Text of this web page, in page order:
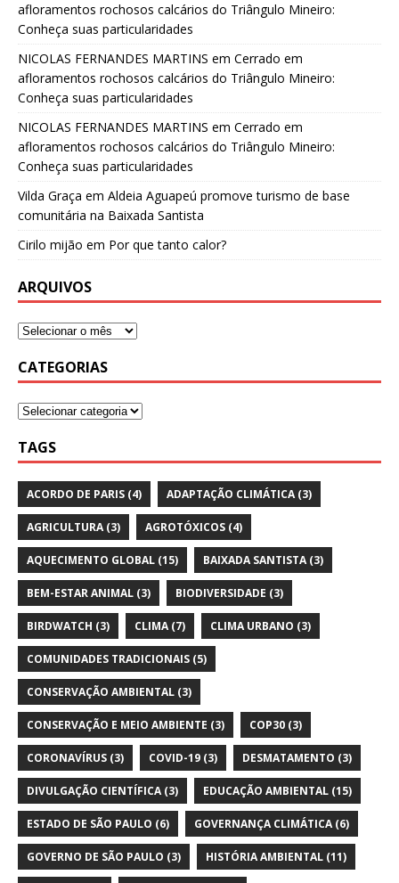
afloramentos rochosos calcários do Triângulo Mineiro:
Conheça suas particularidades
NICOLAS FERNANDES MARTINS em Cerrado em
afloramentos rochosos calcários do Triângulo Mineiro:
Conheça suas particularidades
NICOLAS FERNANDES MARTINS em Cerrado em
afloramentos rochosos calcários do Triângulo Mineiro:
Conheça suas particularidades
Vilda Graça em Aldeia Aguapeú promove turismo de base
comunitária na Baixada Santista
Cirilo mijão em Por que tanto calor?
ARQUIVOS
CATEGORIAS
TAGS
ACORDO DE PARIS (4) ADAPTAÇÃO CLIMÁTICA(3)
AGRICULTURA(3) AGROTÓXICOS (4)
AQUECIMENTO GLOBAL (15) BAIXADA SANTISTA(3)
BEM-ESTAR ANIMAL (3) BIODIVERSIDADE (3)
BIRDWATCH (3) CLIMA(7) CLIMA URBANO (3)
COMUNIDADES TRADICIONAIS (5)
CONSERVAÇÃO AMBIENTAL (3)
CONSERVAÇÃO E MEIO AMBIENTE (3) COP30 (3)
CORONAVÍRUS (3) COVID-19 (3) DESMATAMENTO (3)
DIVULGAÇÃO CIENTÍFICA(3) EDUCAÇÃO AMBIENTAL (15)
ESTADO DE SÃO PAULO (6) GOVERNANÇA CLIMÁTICA(6)
GOVERNO DE SÃO PAULO (3) HISTÓRIA AMBIENTAL (11)